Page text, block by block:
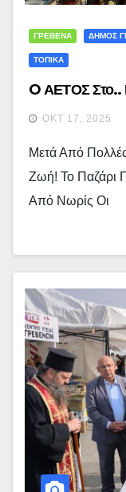
ΓΡΕΒΕΝΑ ΔΗΜΟΣ
ΤΟΠΙΚΑ
O ΑΕΤΟΣ Στο..
ΟΚΤ 17, 2025
Μετά Από
Ζωή! Το Παζάρι
Από Νωρίς Οι